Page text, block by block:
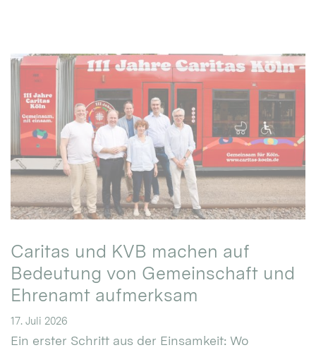
Caritas und KVB machen auf
Bedeutung von Gemeinschaft und
Ehrenamt aufmerksam
17. Juli 2026
Ein erster Schritt aus der Einsamkeit: Wo